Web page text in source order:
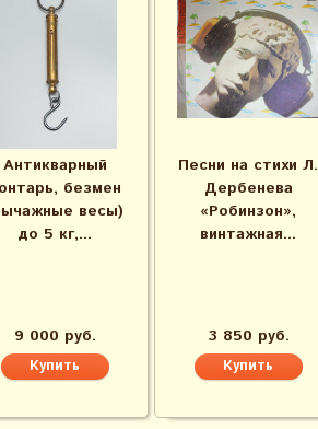
Антикварный
безмен
весы)
до 5 кг,...
9 000 руб.
Песни на стихи Л.
Дербенева
«Робинзон»,
винтажная...
3 850 руб.